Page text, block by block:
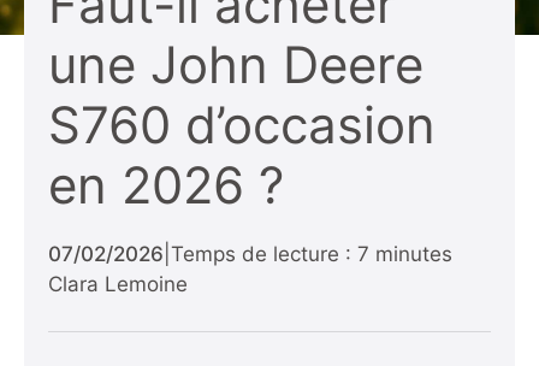
une John Deere
S760 d’occasion
en 2026 ?
07/02/2026 Temps de lecture : 7 minutes
Clara Lemoine